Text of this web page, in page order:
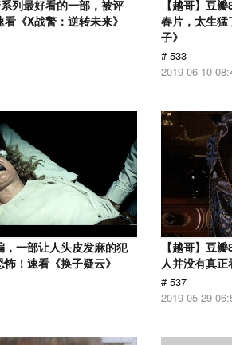
系列最好看的一部，被评
《X战警：逆转未来》
【越哥】豆
春片，太生猛
子》
# 533
2019-06-10
，一部让人头皮发麻的犯
！速看《换子疑云》
【越哥】豆
人并没有真正
# 537
2019-05-29